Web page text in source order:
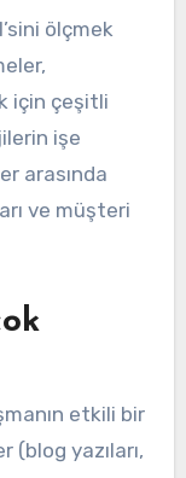
ölçmek
için çeşitli
işe
arasında
ve müşteri
etkili bir
(blog yazıları,